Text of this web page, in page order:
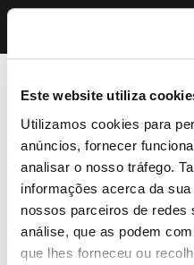
Este website utiliza
Utilizamos cookies para
anúncios, fornecer
analisar o nosso tráfego.
informações acerca da
nossos parceiros de redes
análise, que as podem
que lhes forneceu ou